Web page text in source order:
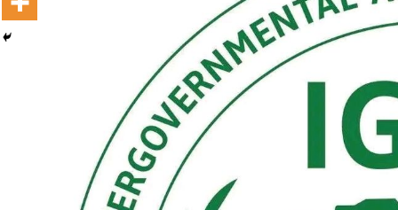
Dooktar Abiyyi Terminaala Haaraa
Buufata Xiyyaaraa Dajjaazmaach Balaay
Zallaqaa eebbisan
August 6, 2026